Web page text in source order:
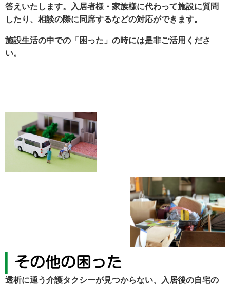
答えいたします。入居者様・家族様に代わって施設に質問
したり、相談の際に同席するなどの対応ができます。
施設生活の中での「困った」の時には是非ご活用くださ
い。
透析に通う介護タクシーが見つからない、入居後の自宅の